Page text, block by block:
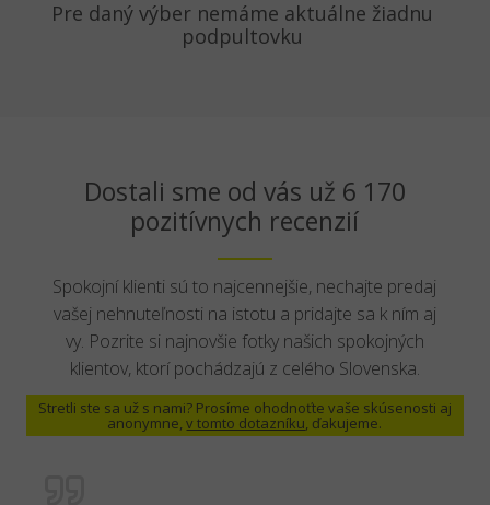
Pre daný výber nemáme aktuálne žiadnu
podpultovku
Dostali sme od vás už 6 170
pozitívnych recenzií
Spokojní klienti sú to najcennejšie, nechajte predaj
vašej nehnuteľnosti na istotu a pridajte sa k ním aj
vy. Pozrite si najnovšie fotky našich spokojných
klientov, ktorí pochádzajú z celého Slovenska.
Stretli ste sa už s nami? Prosíme ohodnoťte vaše skúsenosti aj
anonymne,v tomto dotazníku, ďakujeme.